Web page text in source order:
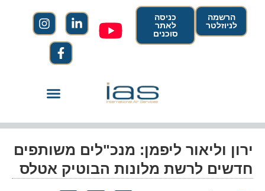
הרשמה
לניוזלטר
כניסה
לאתר
סוכנים
ירון וליאור ליפמן: מנכ"לים משותפים
חדשים לרשת מלונות הבוטיק אטלס